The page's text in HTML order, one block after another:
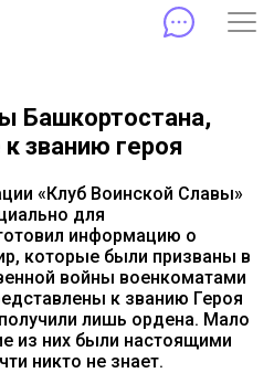
Башкортостана,
званию героя
«Клуб Воинской Славы»
для
информацию о
которые были призваны в
войны военкоматами
к званию Героя
лишь ордена. Мало
из них были настоящими
никто не знает.